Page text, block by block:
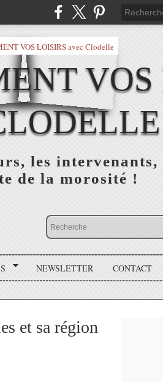
VOS
les
de la morosité !
NEWSLETTER CONTACT
et sa région